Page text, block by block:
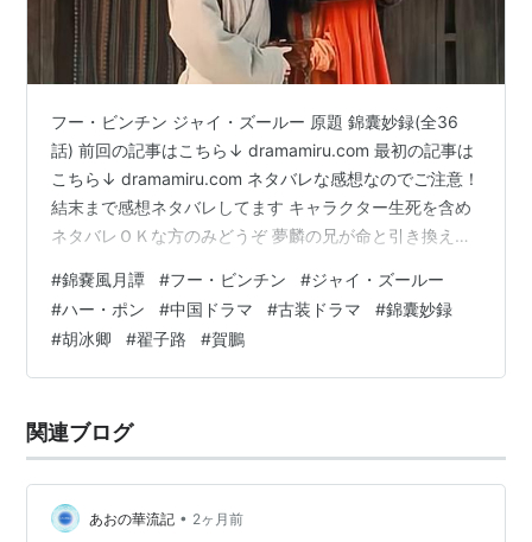
フー・ビンチン ジャイ・ズールー 原題 錦囊妙録(全36
話) 前回の記事はこちら↓ dramamiru.com 最初の記事は
こちら↓ dramamiru.com ネタバレな感想なのでご注意！
結末まで感想ネタバレしてます キャラクター生死を含め
ネタバレＯＫな方のみどうぞ 夢麟の兄が命と引き換えに
探し買い取ります。 臨汾へ運び民たちに配ります。 それ
を追って来る秦熠。 県衙に匿われた二人を秦熠は追って
きます。 それを阻む慕之。 役人でもない秦熠が理由もな
く県衙に踏み込むことは大罪なので、周りを取り囲むこ
#錦嚢風月譚 #フー・ビンチン #ジャイ・ズールー
#ハー・ポン #中国ドラマ #古装ドラマ #錦囊妙録
#胡冰卿 #翟子路 #賀鵬
関連ブログ
あおの華流記 • 2ヶ月前